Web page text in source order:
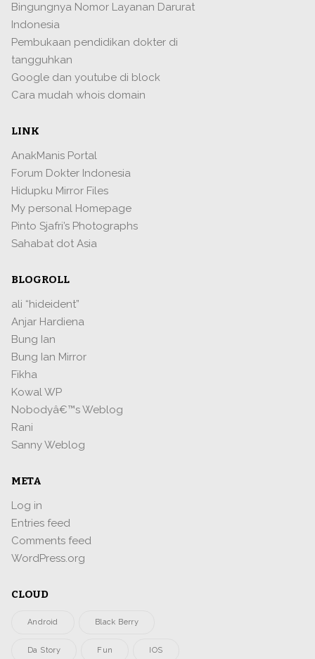
Bingungnya Nomor Layanan Darurat
Indonesia
Pembukaan pendidikan dokter di
tangguhkan
Google dan youtube di block
Cara mudah whois domain
LINK
AnakManis Portal
Forum Dokter Indonesia
Hidupku Mirror Files
My personal Homepage
Pinto Sjafri’s Photographs
Sahabat dot Asia
BLOGROLL
ali “hideident”
Anjar Hardiena
Bung Ian
Bung Ian Mirror
Fikha
Kowal WP
Nobodyâ€™s Weblog
Rani
Sanny Weblog
META
Log in
Entries feed
Comments feed
WordPress.org
CLOUD
Android Black Berry
Da Story Fun IOS